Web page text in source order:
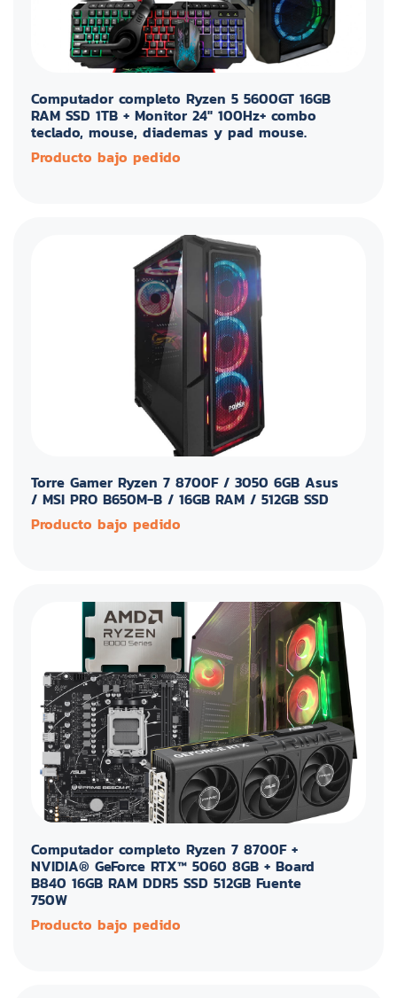
Computador completo Ryzen 5 5600GT 16GB
RAM SSD 1TB + Monitor 24" 100Hz+ combo
teclado, mouse, diademas y pad mouse.
Producto bajo pedido
Torre Gamer Ryzen 7 8700F / 3050 6GB Asus
/ MSI PRO B650M-B / 16GB RAM / 512GB SSD
Producto bajo pedido
Computador completo Ryzen 7 8700F +
NVIDIA® GeForce RTX™ 5060 8GB + Board
B840 16GB RAM DDR5 SSD 512GB Fuente
750W
Producto bajo pedido